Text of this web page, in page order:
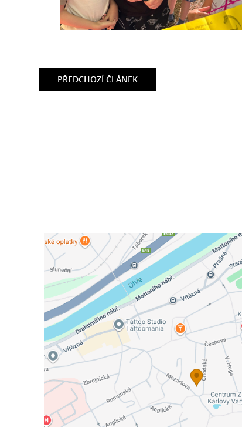
PŘEDCHOZÍČLÁNEK